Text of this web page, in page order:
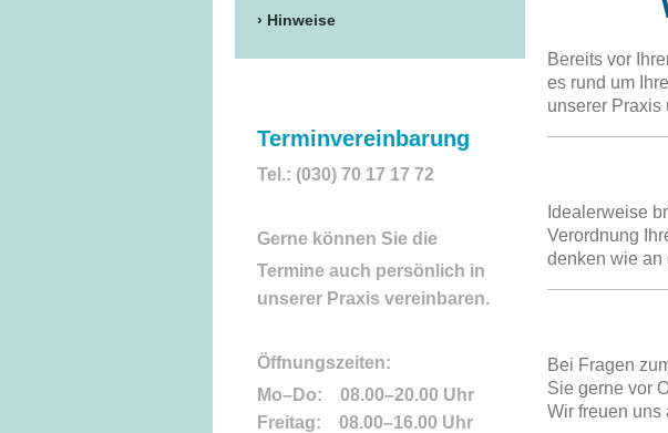
Bereits vor
es rund um
unserer Praxis
Idealerweise
Verordnung
denken wie an
Bei Fragen
Sie gerne vor
Wir freuen uns
Hinweise
Terminvereinbarung
Tel.: (030) 70 17 17 72
Gerne können Sie die
Termine auch persönlich in
unserer Praxis vereinbaren.
Öffnungszeiten:
Mo–Do: 08.00–20.00 Uhr
Freitag: 08.00–16.00 Uhr